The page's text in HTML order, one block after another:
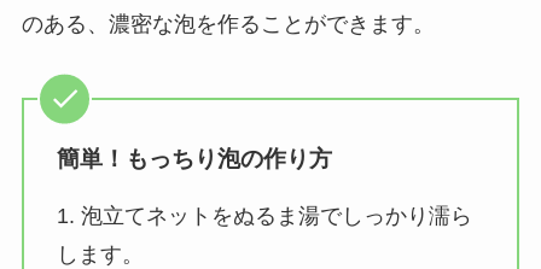
のある、濃密な泡を作ることができます。
簡単！もっちり泡の作り方
1. 泡立てネットをぬるま湯でしっかり濡ら
します。